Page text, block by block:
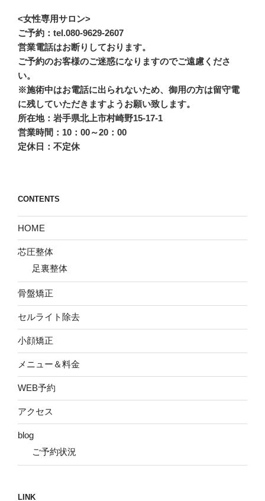
<女性専用サロン>
ご予約：tel.080-9629-2607
営業電話はお断りしております。
ご予約のお客様のご迷惑になりますのでご遠慮くださ
い。
※施術中はお電話に出られないため、御用の方は留守電
に残していただきますようお願い致します。
所在地：岩手県北上市村崎野15-17-1
営業時間：10：00～20：00
定休日：不定休
CONTENTS
HOME
芯圧整体
足裏整体
骨盤矯正
セルライト除去
小顔矯正
メニュー＆料金
WEB予約
アクセス
blog
ご予約状況
LINK